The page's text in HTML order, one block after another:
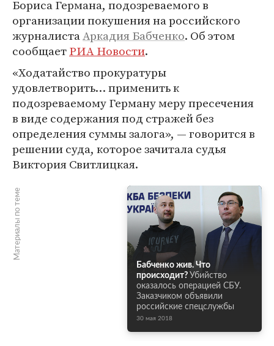
Бориса Германа, подозреваемого в
организации покушения на российского
журналистаАркадия Бабченко. Об этом
сообщаетРИА Новости.
«Ходатайство прокуратуры
удовлетворить… применить к
подозреваемому Герману меру пресечения
в виде содержания под стражей без
определения суммы залога», — говорится в
решении суда, которое зачитала судья
Виктория Свитлицкая.
Материалы по теме
Бабченко жив. Что
происходит? Убийство
оказалось операцией СБУ.
Заказчиком объявили
российские спецслужбы
30 мая 2018